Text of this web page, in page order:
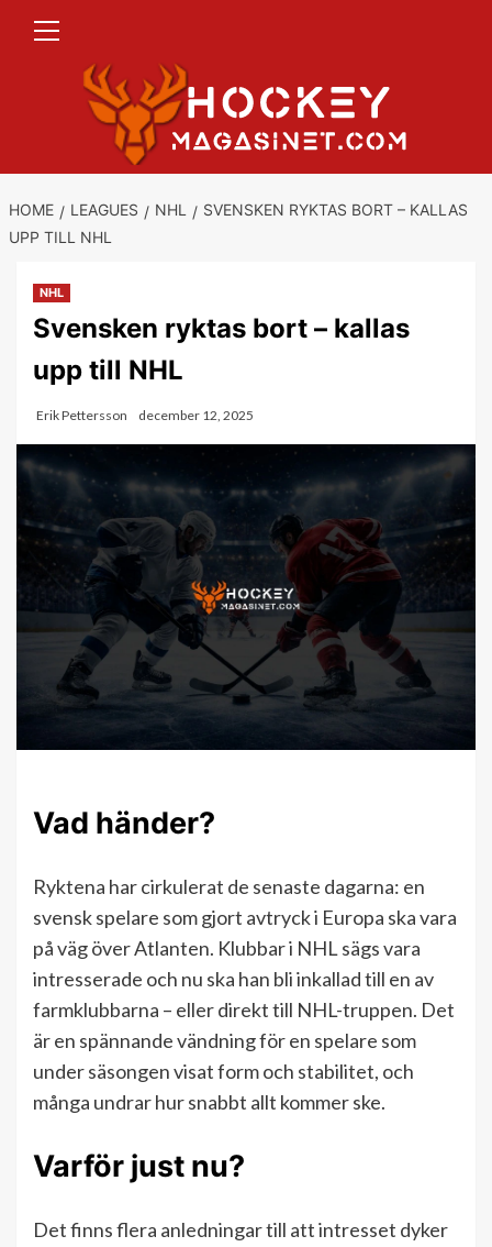
Menu
HOME LEAGUES NHL
SVENSKEN RYKTAS BORT – KALLAS
UPP TILL NHL
NHL
Svensken ryktas bort – kallas
upp till NHL
Erik Pettersson december 12, 2025
Vad händer?
Ryktena har cirkulerat de senaste dagarna: en
svensk spelare som gjort avtryck i Europa ska vara
på väg över Atlanten. Klubbar i NHL sägs vara
intresserade och nu ska han bli inkallad till en av
farmklubbarna – eller direkt till NHL-truppen. Det
är en spännande vändning för en spelare som
under säsongen visat form och stabilitet, och
många undrar hur snabbt allt kommer ske.
Varför just nu?
Det finns flera anledningar till att intresset dyker